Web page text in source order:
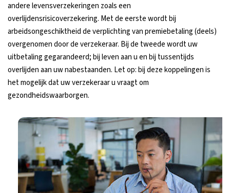
andere levensverzekeringen zoals een
overlijdensrisicoverzekering. Met de eerste wordt bij
arbeidsongeschiktheid de verplichting van premiebetaling (deels)
overgenomen door de verzekeraar. Bij de tweede wordt uw
uitbetaling gegarandeerd; bij leven aan u en bij tussentijds
overlijden aan uw nabestaanden. Let op: bij deze koppelingen is
het mogelijk dat uw verzekeraar u vraagt om
gezondheidswaarborgen.